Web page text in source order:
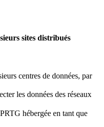
sites distribués
centres de données, par
les données des réseaux
hébergée en tant que